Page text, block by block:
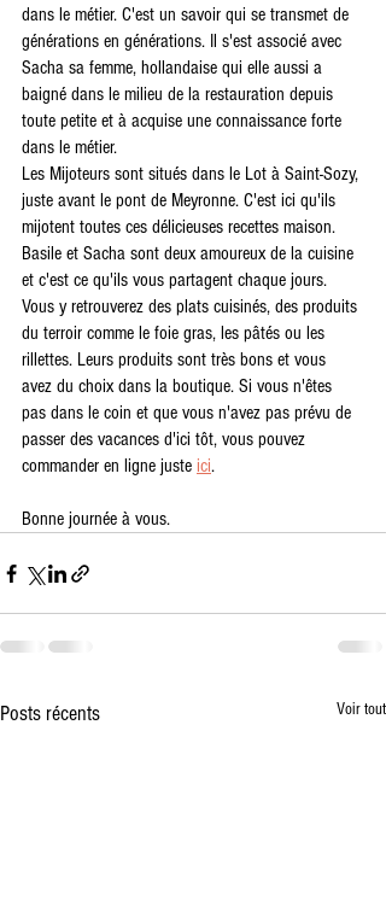
dans le métier. C'est un savoir qui se transmet de
générations en générations. Il s'est associé avec
Sacha sa femme, hollandaise qui elle aussi a
baigné dans le milieu de la restauration depuis
toute petite et à acquise une connaissance forte
dans le métier.
Les Mijoteurs sont situés dans le Lot à Saint-Sozy,
juste avant le pont de Meyronne. C'est ici qu'ils
mijotent toutes ces délicieuses recettes maison.
Basile et Sacha sont deux amoureux de la cuisine
et c'est ce qu'ils vous partagent chaque jours.
Vous y retrouverez des plats cuisinés, des produits
du terroir comme le foie gras, les pâtés ou les
rillettes. Leurs produits sont très bons et vous
avez du choix dans la boutique. Si vous n'êtes
pas dans le coin et que vous n'avez pas prévu de
passer des vacances d'ici tôt, vous pouvez
commander en ligne juste ici.
Bonne journée à vous.
Posts récents Voir tout